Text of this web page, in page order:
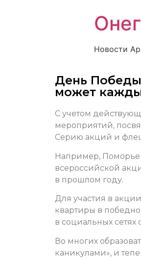
Новости
День Победы
может
С учетом
мероприятий,
Серию акций и
Например, Поморье
всероссийской
в прошлом году.
Для участия в
квартиры в
в социальных
Во многих
каникулами», и